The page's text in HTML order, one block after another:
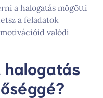
a halogatás mögötti
a feladatok
valódi
halogatás